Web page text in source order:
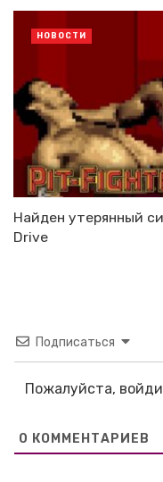
Найден утерянный
Drive
НОВОСТИ
Подписаться
Пожалуйста,
0 КОММЕНТАРИЕВ